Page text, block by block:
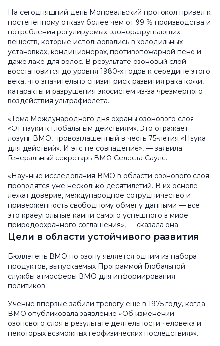
На сегодняшний день Монреальский протокол привел к
постепенному отказу более чем от 99 % производства и
потребления регулируемых озоноразрушающих
веществ, которые использовались в холодильных
установках, кондиционерах, противопожарной пене и
даже лаке для волос. В результате озоновый слой
восстановится до уровня 1980-х годов к середине этого
века, что значительно снизит риск развития рака кожи,
катаракты и разрушения экосистем из-за чрезмерного
воздействия ультрафиолета.
«Тема Международного дня охраны озонового слоя —
«От науки к глобальным действиям». Это отражает
лозунг ВМО, провозглашенный в честь 75-летия «Наука
для действий». И это не совпадение», — заявила
Генеральный секретарь ВМО Селеста Сауло.
«Научные исследования ВМО в области озонового слоя
проводятся уже несколько десятилетий. В их основе
лежат доверие, международное сотрудничество и
приверженность свободному обмену данными — все
это краеугольные камни самого успешного в мире
природоохранного соглашения», — сказала она.
Цели в области устойчивого развития
Бюллетень ВМО по озону является одним из набора
продуктов, выпускаемых Программой Глобальной
службы атмосферы ВМО для информирования
политиков.
Ученые впервые забили тревогу еще в 1975 году, когда
ВМО опубликовала заявление «Об изменении
озонового слоя в результате деятельности человека и
некоторых возможных геофизических последствиях».